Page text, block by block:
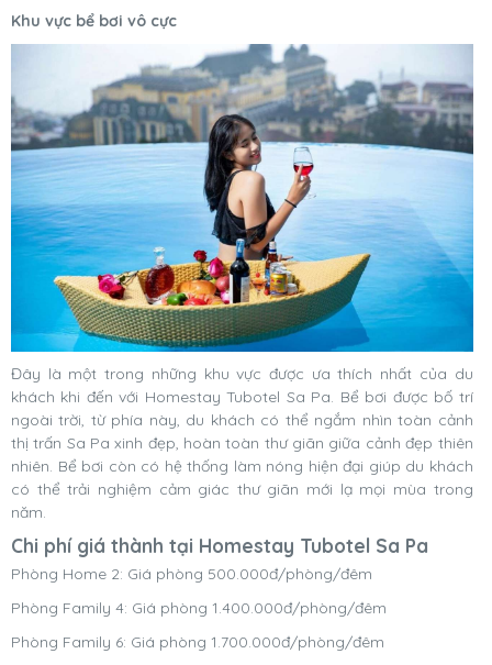
Khu vực bể bơi vô cực
Đây là một trong những khu vực được ưa thích nhất của du
khách khi đến với Homestay Tubotel Sa Pa. Bể bơi được bố trí
ngoài trời, từ phía này, du khách có thể ngắm nhìn toàn cảnh
thị trấn Sa Pa xinh đẹp, hoàn toàn thư giãn giữa cảnh đẹp thiên
nhiên. Bể bơi còn có hệ thống làm nóng hiện đại giúp du khách
có thể trải nghiệm cảm giác thư giãn mới lạ mọi mùa trong
năm.
Chi phí giá thành tại Homestay Tubotel Sa Pa
Phòng Home 2: Giá phòng 500.000đ/phòng/đêm
Phòng Family 4: Giá phòng 1.400.000đ/phòng/đêm
Phòng Family 6: Giá phòng 1.700.000đ/phòng/đêm